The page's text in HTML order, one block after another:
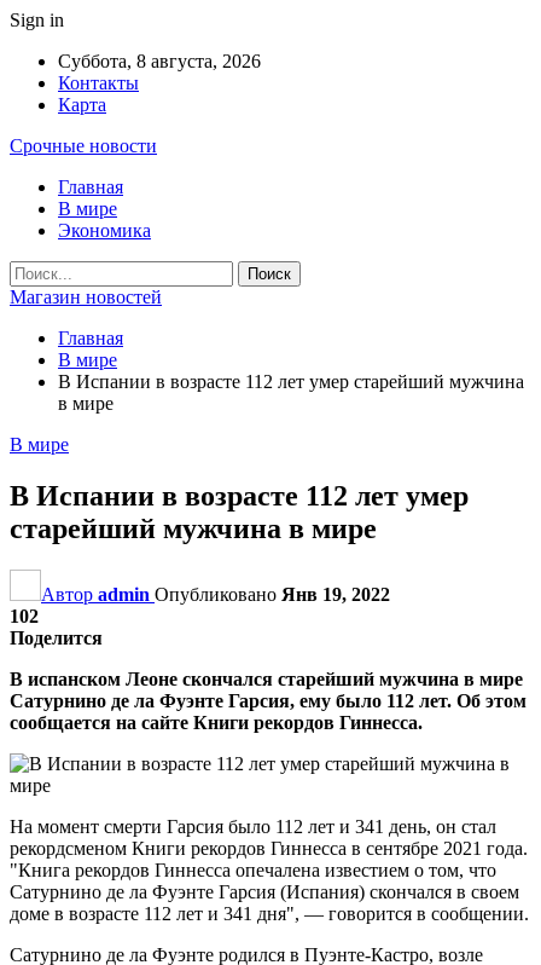
Sign in
Суббота, 8 августа, 2026
Контакты
Карта
Срочные новости
Главная
В мире
Экономика
Магазин новостей
Главная
В мире
В Испании в возрасте 112 лет умер старейший мужчина
в мире
В мире
В Испании в возрасте 112 лет умер
старейший мужчина в мире
Автор admin Опубликовано Янв 19, 2022
102
Поделится
В испанском Леоне скончался старейший мужчина в мире
Сатурнино де ла Фуэнте Гарсия, ему было 112 лет. Об этом
сообщается на сайте Книги рекордов Гиннесса.
На момент смерти Гарсия было 112 лет и 341 день, он стал
рекордсменом Книги рекордов Гиннесса в сентябре 2021 года.
"Книга рекордов Гиннесса опечалена известием о том, что
Сатурнино де ла Фуэнте Гарсия (Испания) скончался в своем
доме в возрасте 112 лет и 341 дня", — говорится в сообщении.
Сатурнино де ла Фуэнте родился в Пуэнте-Кастро, возле